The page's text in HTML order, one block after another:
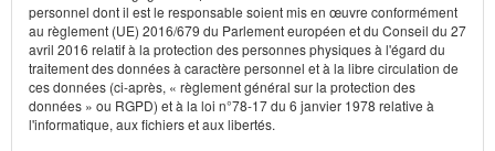
personnel dont il est le responsable soient mis en œuvre conformément
au règlement (UE) 2016/679 du Parlement européen et du Conseil du 27
avril 2016 relatif à la protection des personnes physiques à l'égard du
traitement des données à caractère personnel et à la libre circulation de
ces données (ci-après, « règlement général sur la protection des
données » ou RGPD) et à la loi n°78-17 du 6 janvier 1978 relative à
l'informatique, aux fichiers et aux libertés.